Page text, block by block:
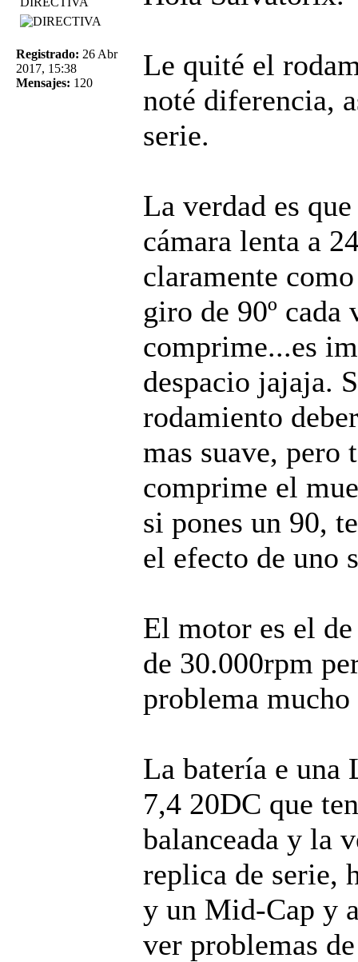
Registrado: 26 Abr
2017, 15:38
Mensajes: 120
Le quité el
noté diferencia,
serie.
La verdad es
cámara lenta a
claramente
giro de 90º cada
comprime...es
despacio jajaja.
rodamiento
mas suave, pero
comprime el
si pones un 90,
el efecto de uno
El motor es el
de 30.000rpm
problema mucho
La batería e una
7,4 20DC que
balanceada y la
replica de serie,
y un Mid-Cap y
ver problemas